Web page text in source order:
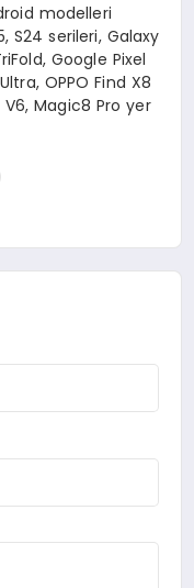
modelleri
S24 serileri, Galaxy
Google Pixel
OPPO Find X8
V6, Magic8 Pro yer